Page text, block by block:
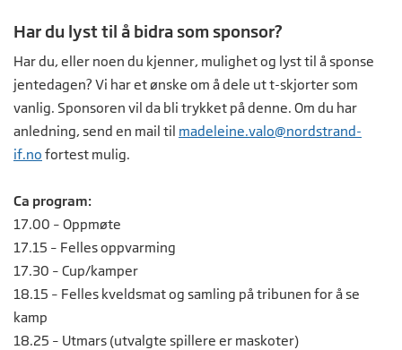
Har du lyst til å bidra som sponsor?
Har du, eller noen du kjenner, mulighet og lyst til å sponse
jentedagen? Vi har et ønske om å dele ut t-skjorter som
vanlig. Sponsoren vil da bli trykket på denne. Om du har
anledning, send en mail til madeleine.valo@nordstrand-
if.no fortest mulig.
Ca program:
17.00 – Oppmøte
17.15 – Felles oppvarming
17.30 – Cup/kamper
18.15 – Felles kveldsmat og samling på tribunen for å se
kamp
18.25 – Utmars (utvalgte spillere er maskoter)